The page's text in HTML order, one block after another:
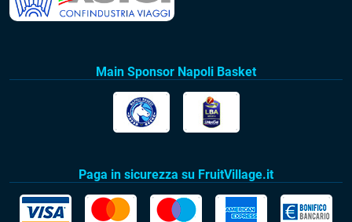
Main Sponsor Napoli Basket
Paga in sicurezza su FruitVillage.it